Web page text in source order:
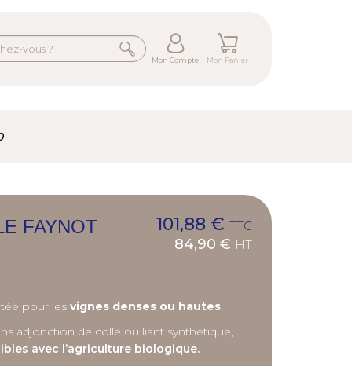
Mon Compte Mon Panier
FAYNOT 101,88 € TTC
84,90 € HT
pour les vignes denses ou hautes.
adjonction de colle ou liant synthétique,
avec l’agriculture biologique.